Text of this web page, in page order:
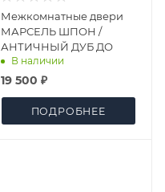
Межкомнатные двери
МАРСЕЛЬ ШПОН /
АНТИЧНЫЙ ДУБ ДО
В наличии
19 500 ₽
ПОДРОБНЕЕ